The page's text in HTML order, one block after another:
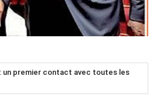
un premier contact avec toutes les